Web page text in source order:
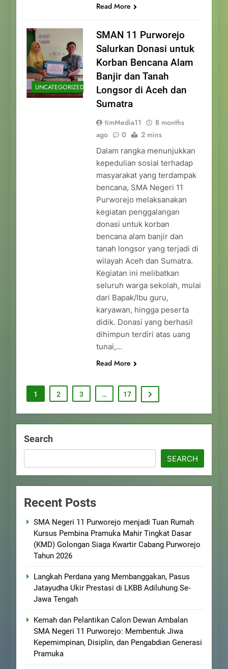
Read More
UNCATEGORIZED
SMAN 11 Purworejo
Salurkan Donasi untuk
Korban Bencana Alam
Banjir dan Tanah
Longsor di Aceh dan
Sumatra
timMedia11
8 months
ago
0 2 mins
Dalam rangka menunjukkan
kepedulian sosial terhadap
masyarakat yang terdampak
bencana, SMA Negeri 11
Purworejo melaksanakan
kegiatan penggalangan
donasi untuk korban
bencana alam banjir dan
tanah longsor yang terjadi di
wilayah Aceh dan Sumatra.
Kegiatan ini melibatkan
seluruh warga sekolah, mulai
dari Bapak/Ibu guru,
karyawan, hingga peserta
didik. Donasi yang berhasil
dihimpun terdiri atas uang
tunai,…
Read More
1 2 3 … 17
Search
SEARCH
Recent Posts
SMA Negeri 11 Purworejo menjadi Tuan Rumah
Kursus Pembina Pramuka Mahir Tingkat Dasar
(KMD) Golongan Siaga Kwartir Cabang Purworejo
Tahun 2026
Langkah Perdana yang Membanggakan, Pasus
Jatayudha Ukir Prestasi di LKBB Adiluhung Se-
Jawa Tengah
Kemah dan Pelantikan Calon Dewan Ambalan
SMA Negeri 11 Purworejo: Membentuk Jiwa
Kepemimpinan, Disiplin, dan Pengabdian Generasi
Pramuka